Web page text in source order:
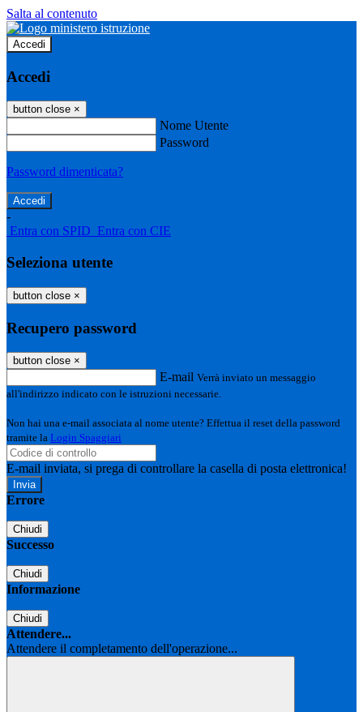
Salta al contenuto
Accedi
Accedi
button close ×
Nome Utente
Password
Password dimenticata?
-
Entra con SPID Entra con CIE
Seleziona utente
button close ×
Recupero password
button close ×
E-mail Verrà inviato un messaggio
all'indirizzo indicato con le istruzioni necessarie.
Non hai una e-mail associata al nome utente? Effettua il reset della password
tramite la Login Spaggiari
E-mail inviata, si prega di controllare la casella di posta elettronica!
Errore
Chiudi
Successo
Chiudi
Informazione
Chiudi
Attendere...
Attendere il completamento dell'operazione...